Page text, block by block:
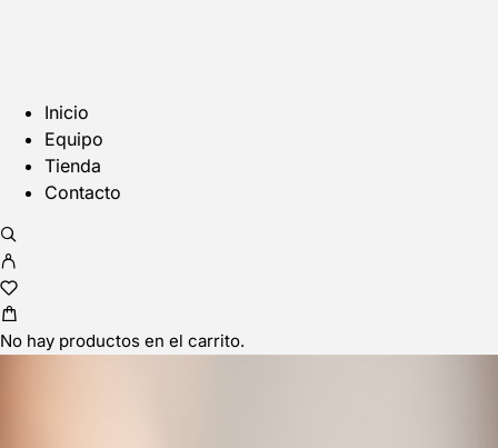
Inicio
Equipo
Tienda
Contacto
No hay productos en el carrito.